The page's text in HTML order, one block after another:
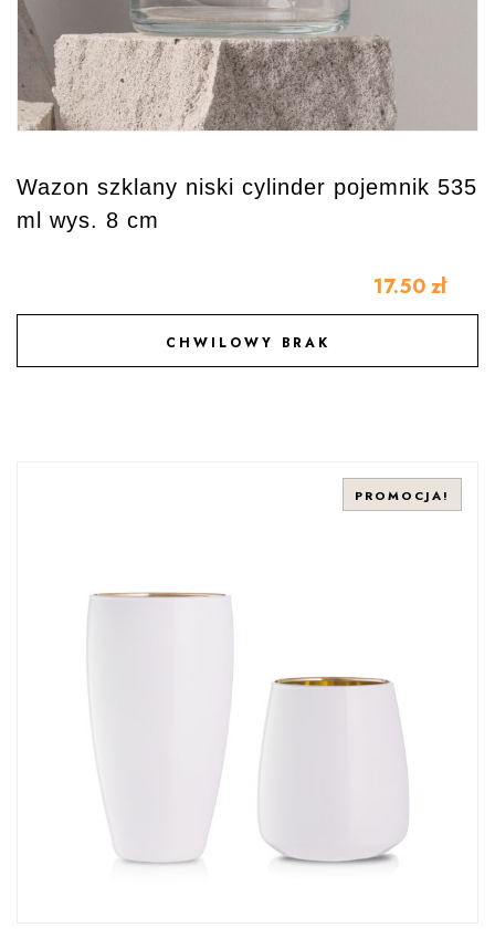
Wazon szklany niski cylinder pojemnik 535
ml wys. 8 cm
17.50 zł
CHWILOWY BRAK
DODAJ DO ULUBIONYCH
PROMOCJA!